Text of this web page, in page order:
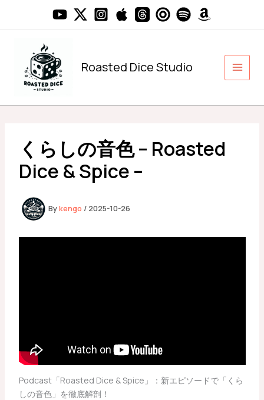
Roasted Dice Studio
くらしの音色 – Roasted
Dice & Spice –
Bykengo / 2025-10-26
Podcast「Roasted Dice & Spice」：新エピソードで「くら
しの音色」を徹底解剖！